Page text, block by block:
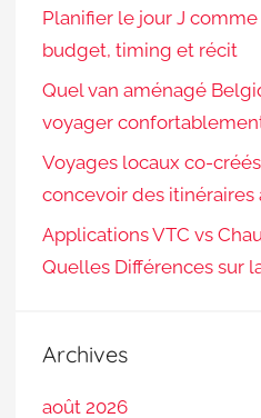
Planifier le jour J
budget, timing et récit
Quel van aménagé
voyager
Voyages locaux co-
concevoir des itinéraires
Applications VTC vs
Quelles Différences sur
Archives
août 2026